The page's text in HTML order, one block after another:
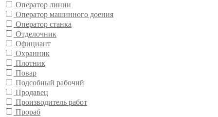
Оператор линии
Оператор машинного доения
Оператор станка
Отделочник
Официант
Охранник
Плотник
Повар
Подсобный рабочий
Продавец
Производитель работ
Прораб